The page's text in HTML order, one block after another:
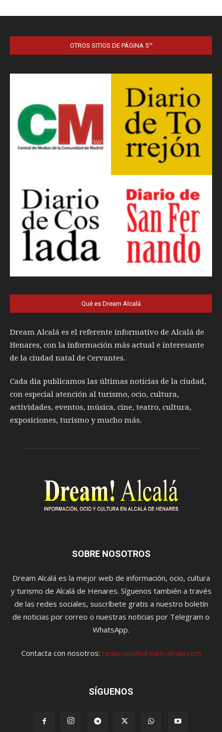
OTROS SITIOS DE PÁGINA 5™
Qué es Dream Alcalá
Dream Alcalá es el referente informativo de Alcalá de
Henares, con la información más actual e interesante
de la ciudad natal de Cervantes.
Cada día publicamos las últimas noticias de la ciudad,
con especial atención al turismo, ocio, cultura,
actividades, eventos, música, cine, teatro, cultura,
exposiciones, turismo y mucho más.
SOBRE NOSOTROS
Dream Alcalá es la mejor web de información, ocio, cultura
y turismo de Alcalá de Henares. Síguenos también a través
de las redes sociales, suscríbete gratis a nuestro boletín
de noticias por correo o nuestras noticias por Telegram o
WhatsApp.
Contacta con nosotros: redaccion@dream-alcala.com
SÍGUENOS